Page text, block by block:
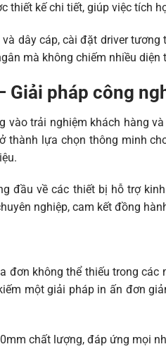
thiết kế chi tiết, giúp việc tích
dây cáp, cài đặt driver
mà không chiếm nhiều diện
Giải pháp công
vào trải nghiệm khách hàng
thành lựa chọn thông minh
đầu về các thiết bị hỗ trợ
nghiệp, cam kết đồng
đơn không thể thiếu trong
một giải pháp in ấn đơn
chất lượng, đáp ứng mọi